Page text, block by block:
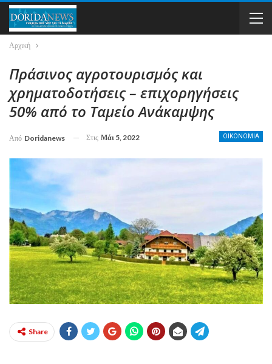
Αρχική
Πράσινος αγροτουρισμός και
χρηματοδοτήσεις – επιχορηγήσεις
50% από το Ταμείο Ανάκαμψης
ΟΙΚΟΝΟΜΙΑ
Από Doridanews Στις Μάι 5, 2022
Share